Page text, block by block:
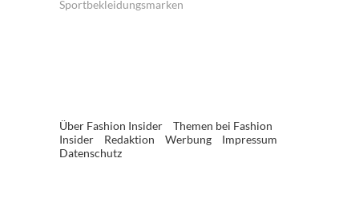
Sportbekleidungsmarken
Über Fashion Insider
Themen bei Fashion
Insider
Redaktion Werbung
Impressum
Datenschutz